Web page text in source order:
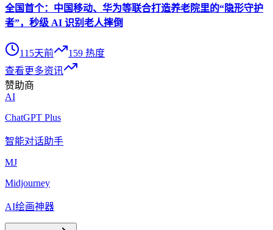
全国首个：中国移动、华为等联合打造养老院里的“隐形守护
者”，秒级 AI 识别老人摔倒
115天前 159 热度
查看更多资讯
赞助商
AI
ChatGPT Plus
智能对话助手
MJ
Midjourney
AI绘画神器